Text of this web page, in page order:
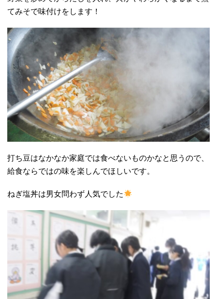
てみそで味付けをします！
打ち豆はなかなか家庭では食べないものかなと思うので、
給食ならではの味を楽しんでほしいです。
ねぎ塩丼は男女問わず人気でした